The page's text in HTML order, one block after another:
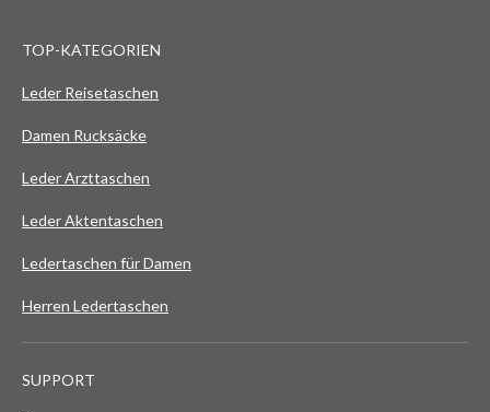
TOP-KATEGORIEN
Leder Reisetaschen
Damen Rucksäcke
Leder Arzttaschen
Leder Aktentaschen
Ledertaschen für Damen
Herren Ledertaschen
SUPPORT